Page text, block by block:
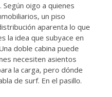
oigo a quienes
un piso
aparenta lo que
la idea que subyace en
doble cabina puede
necesiten asientos
la carga, pero dónde
de surf. En el pasillo.